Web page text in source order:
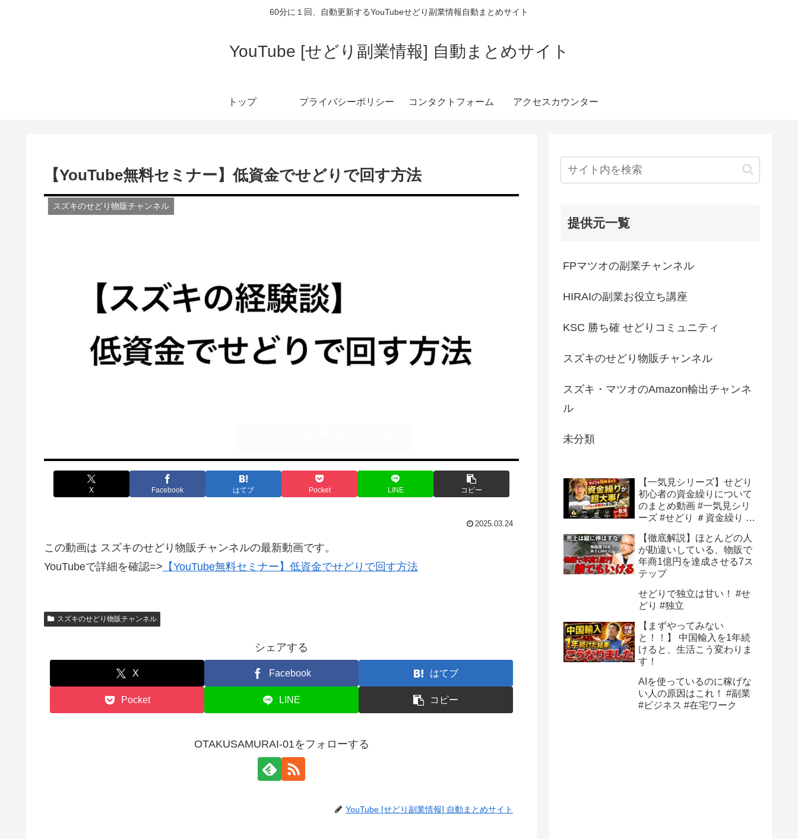
60分に１回、自動更新するYouTubeせどり副業情報自動まとめサイト
YouTube [せどり副業情報] 自動まとめサイト
トップ プライバシーポリシー コンタクトフォーム アクセスカウンター
【YouTube無料セミナー】低資金でせどりで回す方法
スズキのせどり物販チャンネル
X Facebook はてブ Pocket LINE コピー
2025.03.24
この動画は スズキのせどり物販チャンネルの最新動画です。
YouTubeで詳細を確認=> 【YouTube無料セミナー】低資金でせどりで回す方法
スズキのせどり物販チャンネル
シェアする
X Facebook はてブ
Pocket LINE コピー
OTAKUSAMURAI-01をフォローする
YouTube [せどり副業情報] 自動まとめサイト
提供元一覧
FPマツオの副業チャンネル
HIRAIの副業お役立ち講座
KSC 勝ち確 せどりコミュニティ
スズキのせどり物販チャンネル
スズキ・マツオのAmazon輸出チャンネ
ル
未分類
【一気見シリーズ】せどり
初心者の資金繰りについて
のまとめ動画 #一気見シリ
ーズ #せどり ＃資金繰り #
【徹底解説】ほとんどの人
が勘違いしている、物販で
年商1億円を達成させる7ス
テップ
せどりで独立は甘い！ #せ
どり #独立
【まずやってみない
と！！】 中国輸入を1年続
けると、生活こう変わりま
す！
AIを使っているのに稼げな
い人の原因はこれ！ #副業
#ビジネス #在宅ワーク